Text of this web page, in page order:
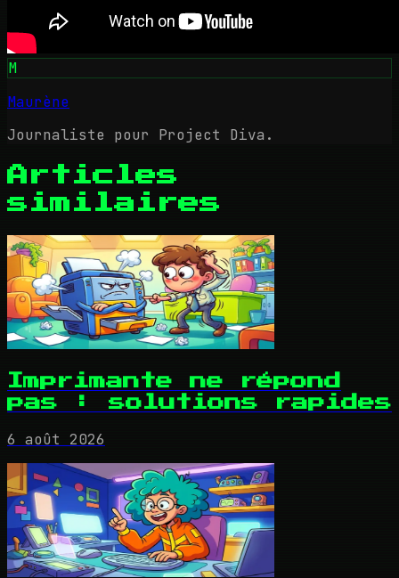
M
Maurène
Journaliste pour Project Diva.
Articles
similaires
Imprimante ne répond
pas : solutions rapides
6 août 2026